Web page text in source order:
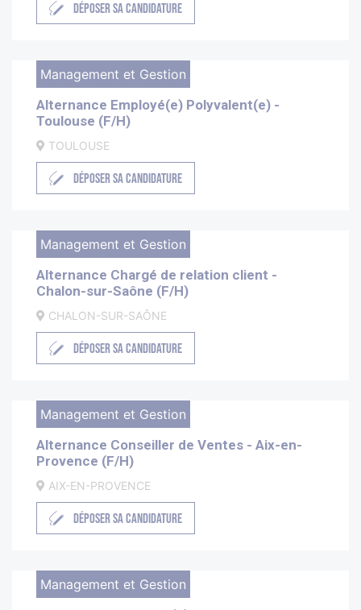
DÉPOSER SA CANDIDATURE
Management et Gestion
Alternance Employé(e) Polyvalent(e) -
Toulouse (F/H)
TOULOUSE
DÉPOSER SA CANDIDATURE
Management et Gestion
Alternance Chargé de relation client -
Chalon-sur-Saône (F/H)
CHALON-SUR-SAÔNE
DÉPOSER SA CANDIDATURE
Management et Gestion
Alternance Conseiller de Ventes - Aix-en-
Provence (F/H)
AIX-EN-PROVENCE
DÉPOSER SA CANDIDATURE
Management et Gestion